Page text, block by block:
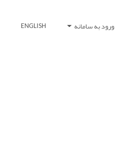
ورود به سامانه ENGLISH